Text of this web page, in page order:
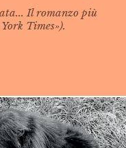
Il romanzo più
Times»).